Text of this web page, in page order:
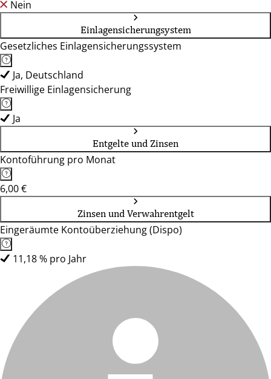
Nein
Einlagensicherungsystem
Gesetzliches Einlagensicherungssystem
Ja, Deutschland
Freiwillige Einlagensicherung
Ja
Entgelte und Zinsen
Kontoführung pro Monat
6,00 €
Zinsen und Verwahrentgelt
Eingeräumte Kontoüberziehung (Dispo)
11,18 % pro Jahr